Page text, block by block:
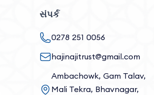
સંપર્ક
0278 251 0056
hajinajitrust@gmail.com
Ambachowk, Gam Talav,
Mali Tekra, Bhavnagar,